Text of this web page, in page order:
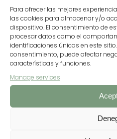
Para ofrecer las mejores
las cookies para almacenar y/o
dispositivo. El consentimiento de
procesar datos como el
identificaciones únicas en este
consentimiento, puede afectar
características y funciones.
Manage services
more